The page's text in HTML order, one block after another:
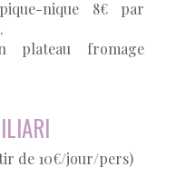
nique 8€ par
plateau fromage
de 10€/jour/pers)